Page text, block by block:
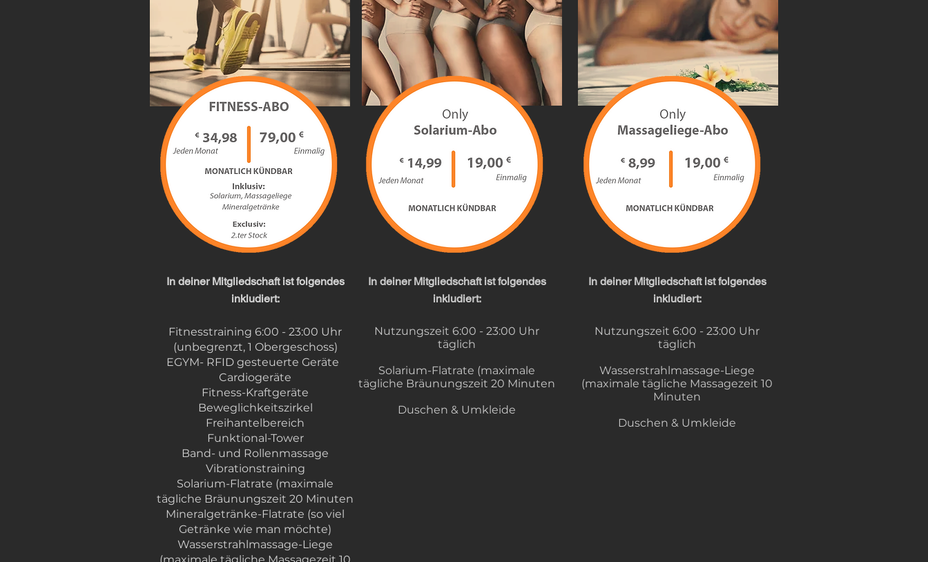
In deiner Mitgliedschaft ist folgendes
inkludiert:
Fitnesstraining 6:00 - 23:00 Uhr
(unbegrenzt, 1 Obergeschoss)
EGYM- RFID gesteuerte Geräte
Cardiogeräte
Fitness-Kraftgeräte
Beweglichkeitszirkel
Freihantelbereich
Funktional-Tower
Band- und Rollenmassage
Vibrationstraining
Solarium-Flatrate (maximale
tägliche Bräunungszeit 20 Minuten
Mineralgetränke-Flatrate (so viel
Getränke wie man möchte)
Wasserstrahlmassage-Liege
In deiner Mitgliedschaft ist folgendes
inkludiert:
Nutzungszeit 6:00 - 23:00 Uhr
täglich
Solarium-Flatrate (maximale
tägliche Bräunungszeit 20 Minuten
Duschen & Umkleide
In deiner Mitgliedschaft ist folgendes
inkludiert:
Nutzungszeit 6:00 - 23:00 Uhr
täglich
Wasserstrahlmassage-Liege
(maximale tägliche Massagezeit 10
Minuten
Duschen & Umkleide